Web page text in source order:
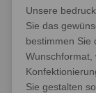
Unsere
Sie das
bestimmen Sie
Wunschformat,
Sie gestalten